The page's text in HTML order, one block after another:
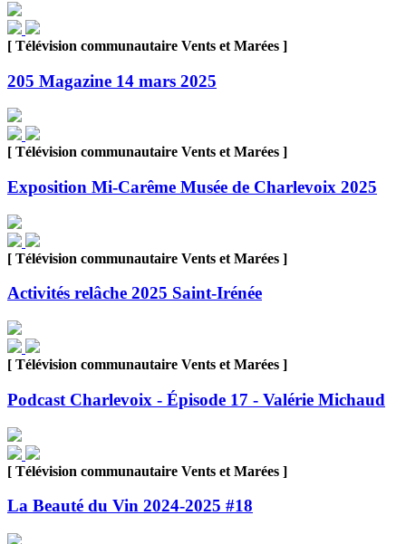
[ Télévision communautaire Vents et Marées ]
205 Magazine 14 mars 2025
[ Télévision communautaire Vents et Marées ]
Exposition Mi-Carême Musée de Charlevoix 2025
[ Télévision communautaire Vents et Marées ]
Activités relâche 2025 Saint-Irénée
[ Télévision communautaire Vents et Marées ]
Podcast Charlevoix - Épisode 17 - Valérie Michaud
[ Télévision communautaire Vents et Marées ]
La Beauté du Vin 2024-2025 #18